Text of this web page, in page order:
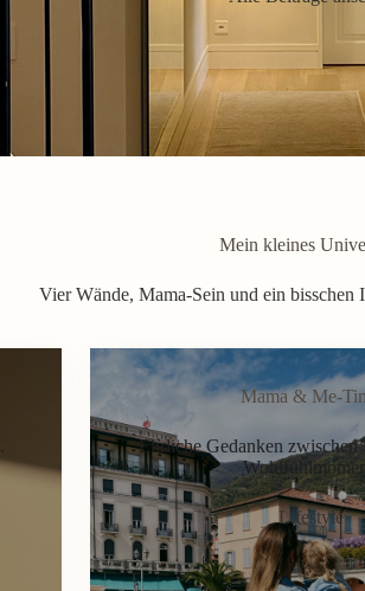
Mein kleines
Vier Wände, Mama-Sein und ein bisschen
Mama & Me-
Ehrliche Gedanken zwischen
Lifestyle